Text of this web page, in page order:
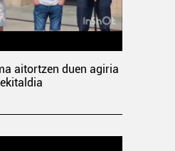
aitortzen duen agiria